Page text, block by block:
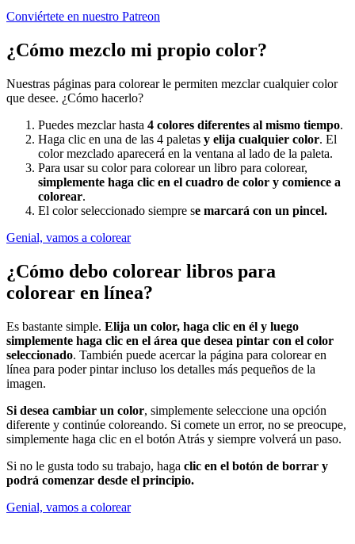
Conviértete en nuestro Patreon
¿Cómo mezclo mi propio color?
Nuestras páginas para colorear le permiten mezclar cualquier color
que desee. ¿Cómo hacerlo?
Puedes mezclar hasta 4 colores diferentes al mismo tiempo.
Haga clic en una de las 4 paletas y elija cualquier color. El
color mezclado aparecerá en la ventana al lado de la paleta.
Para usar su color para colorear un libro para colorear,
simplemente haga clic en el cuadro de color y comience a
colorear.
El color seleccionado siempre se marcará con un pincel.
Genial, vamos a colorear
¿Cómo debo colorear libros para
colorear en línea?
Es bastante simple. Elija un color, haga clic en él y luego
simplemente haga clic en el área que desea pintar con el color
seleccionado. También puede acercar la página para colorear en
línea para poder pintar incluso los detalles más pequeños de la
imagen.
Si desea cambiar un color, simplemente seleccione una opción
diferente y continúe coloreando. Si comete un error, no se preocupe,
simplemente haga clic en el botón Atrás y siempre volverá un paso.
Si no le gusta todo su trabajo, haga clic en el botón de borrar y
podrá comenzar desde el principio.
Genial, vamos a colorear